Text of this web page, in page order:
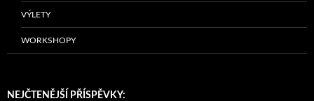
VÝLETY
WORKSHOPY
NEJČTENĚJŠÍ PŘÍSPĚVKY: